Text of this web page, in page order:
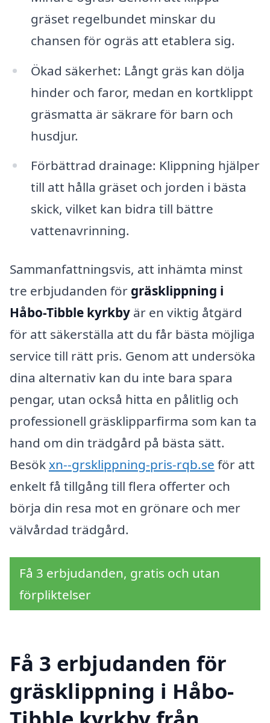
gräset regelbundet minskar du
chansen för ogräs att etablera sig.
Ökad säkerhet: Långt gräs kan dölja
hinder och faror, medan en kortklippt
gräsmatta är säkrare för barn och
husdjur.
Förbättrad drainage: Klippning hjälper
till att hålla gräset och jorden i bästa
skick, vilket kan bidra till bättre
vattenavrinning.
Sammanfattningsvis, att inhämta minst
tre erbjudanden för gräsklippning i
Håbo-Tibble kyrkby är en viktig åtgärd
för att säkerställa att du får bästa möjliga
service till rätt pris. Genom att undersöka
dina alternativ kan du inte bara spara
pengar, utan också hitta en pålitlig och
professionell gräsklipparfirma som kan ta
hand om din trädgård på bästa sätt.
Besökxn--grsklippning-pris-rqb.se för att
enkelt få tillgång till flera offerter och
börja din resa mot en grönare och mer
välvårdad trädgård.
Få 3 erbjudanden, gratis och utan
förpliktelser
Få 3 erbjudanden för
gräsklippning i Håbo-